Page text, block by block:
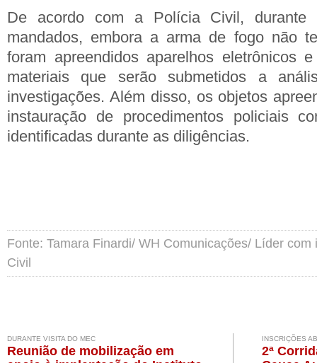
De acordo com a Polícia Civil, durante
mandados, embora a arma de fogo não
foram apreendidos aparelhos eletrônicos
materiais que serão submetidos a
investigações. Além disso, os objetos
instauração de procedimentos policiais
identificadas durante as diligências.
Fonte: Tamara Finardi/ WH Comunicações/ Líder
Civil
DURANTE VISITA DO MEC
Reunião de mobilização em
INSCRIÇÕES
2ª